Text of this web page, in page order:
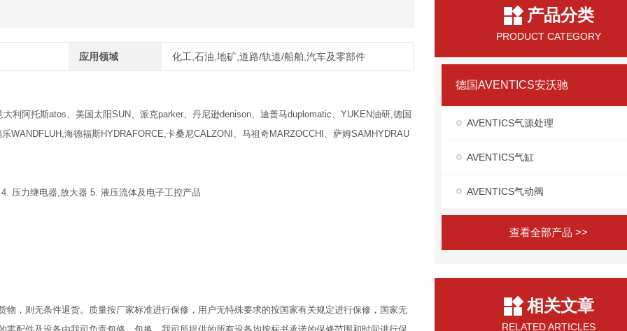
应用领域 化工,石油,地矿,道路/轨道/船舶,汽车及零部件
利阿托斯atos、美国太阳SUN、派克parker、丹尼逊denison、迪普马duplomatic、YUKEN油研,德国
WANDFLUH,海德福斯HYDRAFORCE,卡桑尼CALZONI、马祖奇MARZOCCHI、萨姆SAMHYDRAU
压力继电器,放大器 5. 液压流体及电子工控产品
，则无条件退货。质量按厂家标准进行保修，用户无特殊要求的按国家有关规定进行保修，国家无
产品分类
PRODUCT CATEGORY
德国AVENTICS安沃驰
AVENTICS气源处理
AVENTICS气缸
AVENTICS气动阀
查看全部产品 >>
相关文章
RELATED ARTICLES